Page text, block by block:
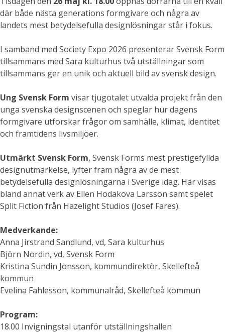
där både nästa generations formgivare och några av
landets mest betydelsefulla designlösningar står i fokus.
I samband med Society Expo 2026 presenterar Svensk Form
tillsammans med Sara kulturhus två utställningar som
tillsammans ger en unik och aktuell bild av svensk design.
Ung Svensk Form visar tjugotalet utvalda projekt från den
unga svenska designscenen och speglar hur dagens
formgivare utforskar frågor om samhälle, klimat, identitet
och framtidens livsmiljöer.
Utmärkt Svensk Form, Svensk Forms mest prestigefyllda
designutmärkelse, lyfter fram några av de mest
betydelsefulla designlösningarna i Sverige idag. Här visas
bland annat verk av Ellen Hodakova Larsson samt spelet
Split Fiction från Hazelight Studios (Josef Fares).
Medverkande:
Anna Jirstrand Sandlund, vd, Sara kulturhus
Björn Nordin, vd, Svensk Form
Kristina Sundin Jonsson, kommundirektör, Skellefteå
kommun
Evelina Fahlesson, kommunalråd, Skellefteå kommun
Program:
18.00 Invigningstal utanför utställningshallen